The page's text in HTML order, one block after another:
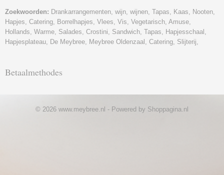
Zoekwoorden: Drankarrangementen, wijn, wijnen, Tapas, Kaas, Nooten,
Hapjes, Catering, Borrelhapjes, Vlees, Vis, Vegetarisch, Amuse,
Hollands, Warme, Salades, Crostini, Sandwich, Tapas, Hapjesschaal,
Hapjesplateau, De Meybree, Meybree Oldenzaal, Catering, Slijterij,
Betaalmethodes
© 2026 www.meybree.nl - Powered by Shoppagina.nl